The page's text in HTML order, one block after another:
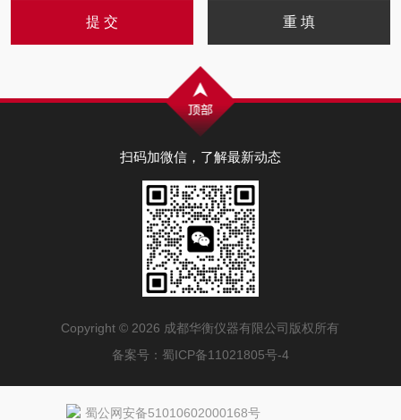
扫码加微信，了解最新动态
Copyright © 2026 成都华衡仪器有限公司版权所有
备案号： 蜀ICP备11021805号-4
蜀公网安备51010602000168号